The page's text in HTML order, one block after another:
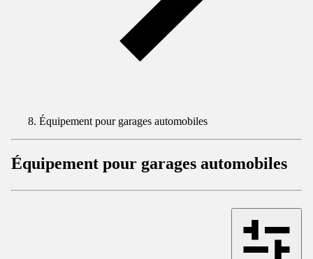
Équipement pour garages automobiles
Équipement pour garages automobiles